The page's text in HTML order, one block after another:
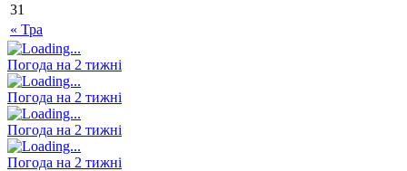
« Тра
31
Погода на 2 тижні
Погода на 2 тижні
Погода на 2 тижні
Погода на 2 тижні